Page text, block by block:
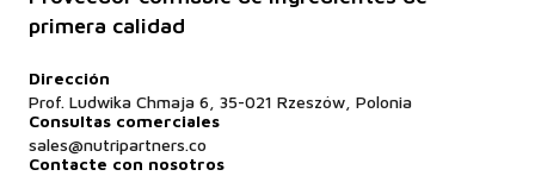
primera calidad
Dirección
Prof. Ludwika Chmaja 6, 35-021 Rzeszów, Polonia
Consultas comerciales
sales@nutripartners.co
Contacte con nosotros